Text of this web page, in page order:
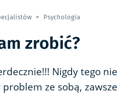
Psychologia
zrobić?
Nigdy tego
ze sobą,